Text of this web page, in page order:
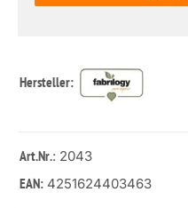
Hersteller:
Art.Nr.: 2043
EAN: 4251624403463